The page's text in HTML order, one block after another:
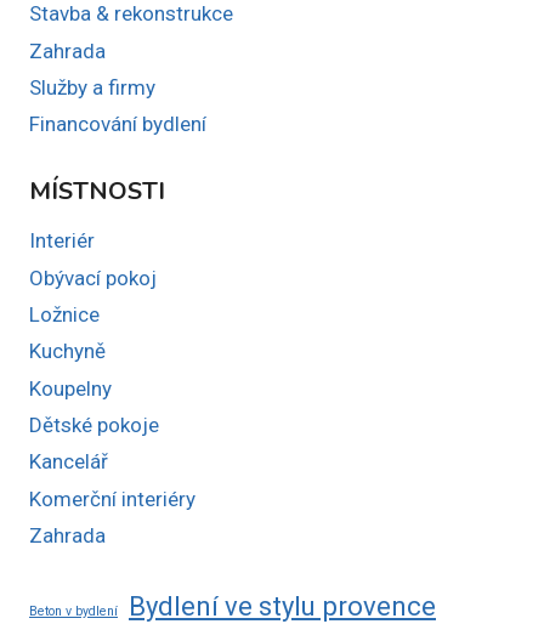
Stavba & rekonstrukce
Zahrada
Služby a firmy
Financování bydlení
MÍSTNOSTI
Interiér
Obývací pokoj
Ložnice
Kuchyně
Koupelny
Dětské pokoje
Kancelář
Komerční interiéry
Zahrada
Beton v bydlení
Bydlení ve stylu provence